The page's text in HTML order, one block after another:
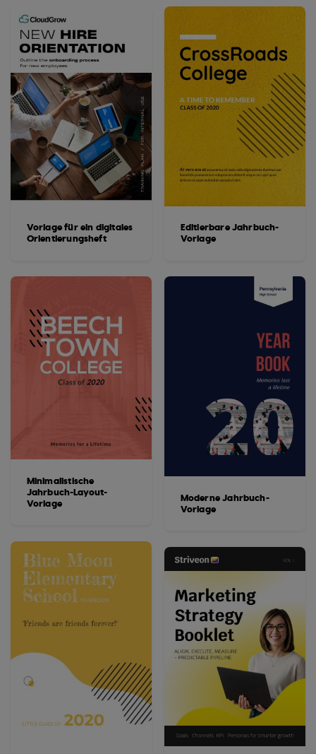
Vorlage für ein digitales
Orientierungsheft
Minimalistische
Jahrbuch-Layout-
Vorlage
Editierbare Jahrbuch-
Vorlage
Moderne Jahrbuch-
Vorlage